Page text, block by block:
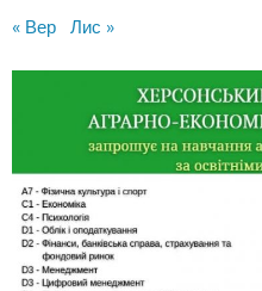
« Вер Лис »